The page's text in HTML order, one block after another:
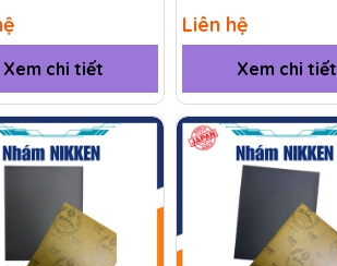
Xem chi tiết
Liên hệ
Xem chi tiết